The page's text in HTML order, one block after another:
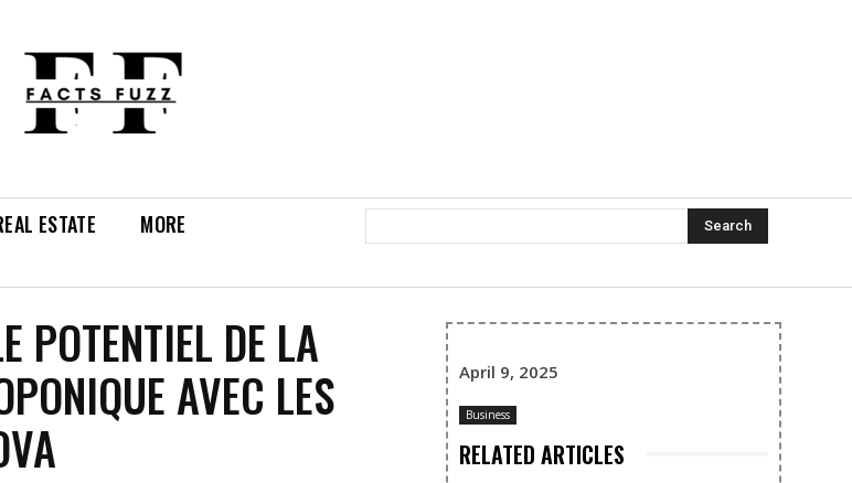
ESTATE MORE Search
POTENTIEL DE LA
AVEC LES
April 9, 2025
Business
RELATED ARTICLES